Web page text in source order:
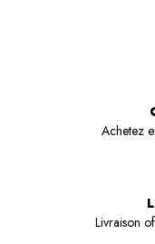
Achetez
Livraison